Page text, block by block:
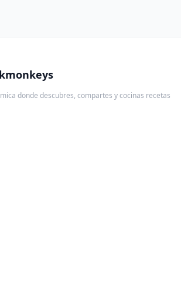
donde descubres, compartes y cocinas recetas